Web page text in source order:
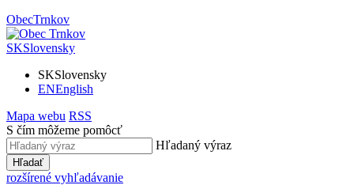
ObecTrnkov
SKSlovensky
SKSlovensky
ENEnglish
Mapa webu RSS
S čím môžeme pomôcť
Hľadaný výraz
Hľadať
rozšírené vyhľadávanie